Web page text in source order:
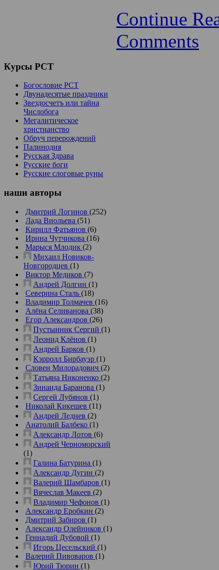
Continue
Comments
Курсы РСТ
Богословие РСТ
Двунадесятые праздники
Звездосчетъ или тайна
Числобога
Мегалитическое
христианство
Обруч перерождений
Палинодия
Русская Здрава
Русские боги
Русские слоговые руны
наши авторы
Дмитрий Логинов (252)
Лада Виольева (51)
Кирилл Фатьянов (6)
Ирина Чутчикова (16)
Марыся Млодик (2)
Михаил Новиков-
Новгородцев (1)
Виктор Медиков (7)
Андрей Долгин (1)
Северина Сталь (18)
Владимир Толмачев (16)
Алёна Селиванова (38)
Егор Александров (26)
Пустынник Сергий (1)
Леонид Клёнов (1)
Андрей Барков (1)
Кэрролл Бирбауэр (1)
Словен Милорадович (2)
Татьяна Никоненко (2)
Зинаида Баранова (1)
Сергей Лубянов (1)
Николай Кикешев (11)
Андрей Леднев (2)
Анатолий Балбеко (1)
Александр Лотов (6)
Андрей Черноморский
(1)
Галина Батурина (1)
Александр Дугин (2)
Валерий Шамбаров (1)
Вячеслав Макеев (2)
Владимир Чефонов (1)
Александр Еробкин (2)
Дмитрий Забиров (1)
Александр Олейников (1)
Геннадий Дубовой (1)
Игорь Цесельский (1)
Валерий Пивоваров (1)
Юрий Тюрин (1)